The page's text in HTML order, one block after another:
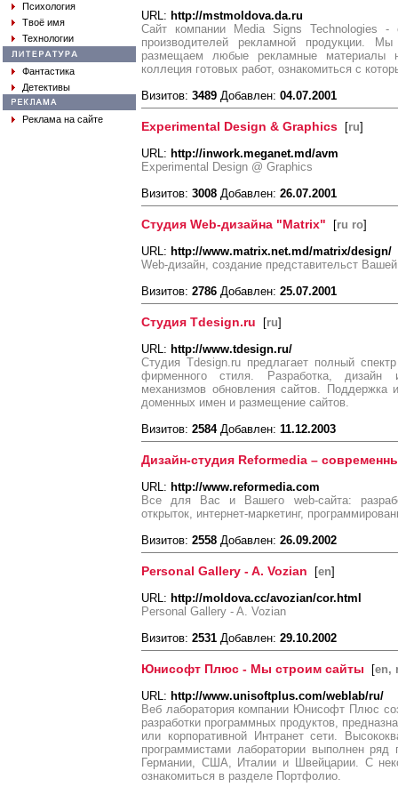
Психология
Твоё имя
Технологии
Фантастика
Детективы
Реклама на сайте
URL: http://mstmoldova.da.ru
Сайт компании Media Signs Technologies
производителей рекламной продукции.
размещаем любые рекламные материалы
коллеция готовых работ, ознакомиться с
Визитов: 3489 Добавлен: 04.07.2001
Experimental Design & Graphics [ru]
URL: http://inwork.meganet.md/avm
Experimental Design @ Graphics
Визитов: 3008 Добавлен: 26.07.2001
Студия Web-дизайна "Matrix" [ru ro]
URL: http://www.matrix.net.md/matrix/design/
Web-дизайн, создание представительст
Визитов: 2786 Добавлен: 25.07.2001
Студия Tdesign.ru [ru]
URL: http://www.tdesign.ru/
Студия Tdesign.ru предлагает полный
фирменного стиля. Разработка, дизайн
механизмов обновления сайтов. Поддержка
доменных имен и размещение сайтов.
Визитов: 2584Добавлен: 11.12.2003
Дизайн-студия Reformedia –
URL: http://www.reformedia.com
Все для Вас и Вашего web-сайта:
открыток, интернет-маркетинг,
Визитов: 2558 Добавлен: 26.09.2002
Personal Gallery - A. Vozian [en]
URL: http://moldova.cc/avozian/cor.html
Personal Gallery - A. Vozian
Визитов: 2531 Добавлен: 29.10.2002
Юнисофт Плюс - Мы строим сайты [en,
URL: http://www.unisoftplus.com/weblab/ru/
Веб лаборатория компании Юнисофт Плюс
разработки программных продуктов,
или корпоративной Интранет сети.
программистами лаборатории выполнен ряд
Германии, США, Италии и Швейцарии. С
ознакомиться в разделе Портфолио.